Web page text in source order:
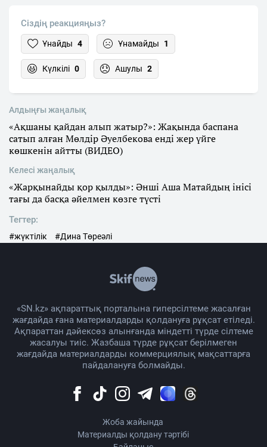
Сіздің реакцияңыз?
Ұнайды 4 Ұнамайды 1
Күлкілі 0 Ашулы 2
Алдыңғы жаңалық
«Ақшаны қайдан алып жатыр?»: Жақында баспана
сатып алған Мөлдір Әуелбекова енді жер үйге
көшкенін айтты (ВИДЕО)
Келесі жаңалық
«Жарқынайды қор қылды»: Әнші Аша Матайдың інісі
тағы да басқа әйелмен көзге түсті
Тегтер:
#жүктілік #Дина Төреәлі
«SN.kz» ақпараттық порталына гиперсілтеме жасалған
жағдайда ғана материалдарды қолдануға рұқсат етіледі.
Ақпараттан дәйексөз алынғанда міндетті түрде сілтеме
жасалуы тиіс. Жазбаша түрде рұқсат берілмеген
жағдайда материалдарды коммерциялық мақсаттарға
пайдалануға болмайды.
Жоба жайында
Материалды қолдану тәртібі